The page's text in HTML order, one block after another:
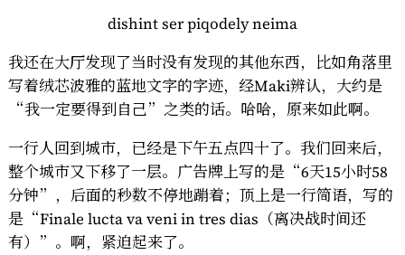
dishint ser piqodely neima
我还在大厅发现了当时没有发现的其他东西，比如角落里
写着绒芯波雅的蓝地文字的字迹，经Maki辨认，大约是
“我一定要得到自己”之类的话。哈哈，原来如此啊。
一行人回到城市，已经是下午五点四十了。我们回来后，
整个城市又下移了一层。广告牌上写的是“6天15小时58
分钟”，后面的秒数不停地蹦着；顶上是一行简语，写的
是“Finale lucta va veni in tres dias（离决战时间还
有）”。啊，紧迫起来了。